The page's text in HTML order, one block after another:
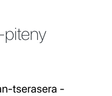
piteny
tserasera -